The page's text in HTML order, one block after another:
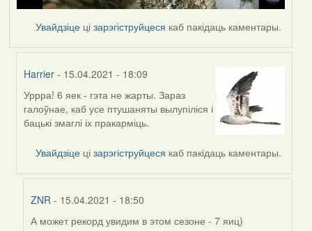
Увайдзіце цізарэгіструйцеся каб пакідаць каментары.
Harrier - 15.04.2021 - 18:09
In
reply
to
yalo
Уррра! 6 яек - гэта не жарты. Зараз
галоўнае, каб усе птушаняты вылупіліся і
бацькі змаглі іх пракарміць.
Увайдзіце цізарэгіструйцеся каб пакідаць каментары.
ZNR - 15.04.2021 - 18:50
In
А может рекорд увидим в этом сезоне - 7 яиц)